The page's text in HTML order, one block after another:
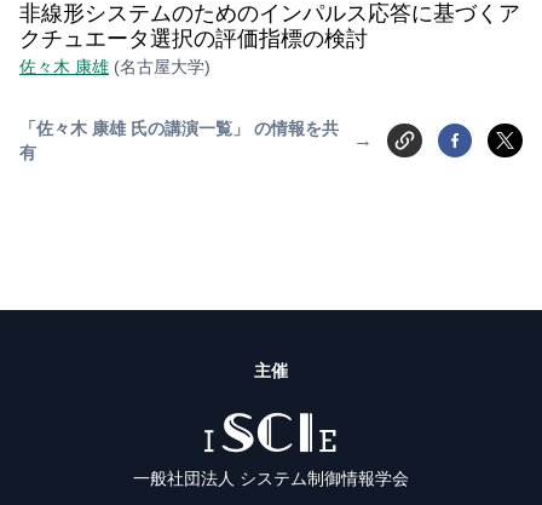
非線形システムのためのインパルス応答に基づくア
クチュエータ選択の評価指標の検討
佐々木 康雄 (名古屋大学)
「佐々木 康雄 氏の講演一覧」 の情報を共
有
→
主催
ISCIE
一般社団法人 システム制御情報学会